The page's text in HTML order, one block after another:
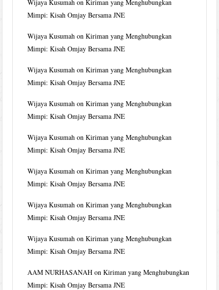
Wijaya Kusumah onKiriman yang Menghubungkan
Mimpi: Kisah Omjay Bersama JNE
Wijaya Kusumah onKiriman yang Menghubungkan
Mimpi: Kisah Omjay Bersama JNE
Wijaya Kusumah onKiriman yang Menghubungkan
Mimpi: Kisah Omjay Bersama JNE
Wijaya Kusumah onKiriman yang Menghubungkan
Mimpi: Kisah Omjay Bersama JNE
Wijaya Kusumah onKiriman yang Menghubungkan
Mimpi: Kisah Omjay Bersama JNE
Wijaya Kusumah onKiriman yang Menghubungkan
Mimpi: Kisah Omjay Bersama JNE
Wijaya Kusumah onKiriman yang Menghubungkan
Mimpi: Kisah Omjay Bersama JNE
Wijaya Kusumah onKiriman yang Menghubungkan
Mimpi: Kisah Omjay Bersama JNE
AAM NURHASANAH onKiriman yang Menghubungkan
Mimpi: Kisah Omjay Bersama JNE